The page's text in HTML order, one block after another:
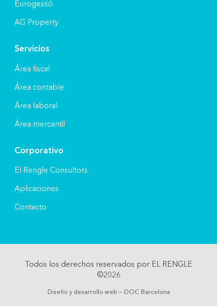
Eurogestió
AG Property
Servicios
Área fiscal
Área contable
Área laboral
Área mercantil
Corporativo
El Rengle Consultors
Aplicaciones
Contacto
Todos los derechos reservados por EL RENGLE
©2026
Diseño y desarrollo web — DOC Barcelona